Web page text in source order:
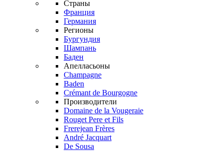
Страны
Франция
Германия
Регионы
Бургундия
Шампань
Баден
Апелласьоны
Champagne
Baden
Crémant de Bourgogne
Производители
Domaine de la Vougeraie
Rouget Pere et Fils
Frerejean Frères
André Jacquart
De Sousa